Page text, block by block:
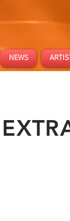
NEWS